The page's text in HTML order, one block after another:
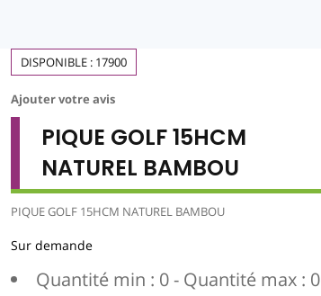
DISPONIBLE : 17900
Ajouter votre avis
PIQUE GOLF 15HCM
NATUREL BAMBOU
PIQUE GOLF 15HCM NATUREL BAMBOU
Sur demande
Quantité min : 0 - Quantité max : 0